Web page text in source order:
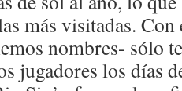
más visitadas.
nombres- sólo
jugadores los días